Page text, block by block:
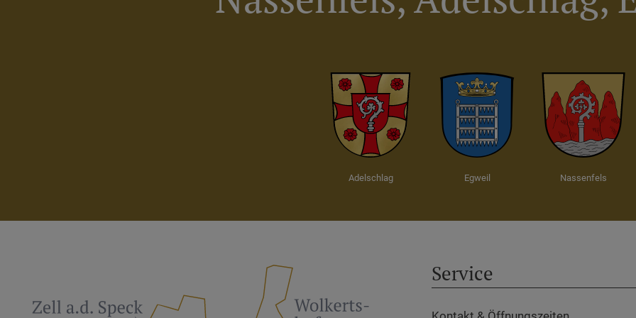
Adelschlag Egweil Nassenfels
Service